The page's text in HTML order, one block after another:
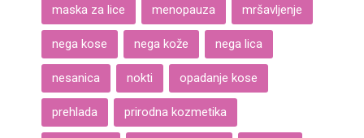
maska za lice menopauza mršavljenje
nega kose nega kože nega lica
nesanica nokti opadanje kose
prehlada prirodna kozmetika